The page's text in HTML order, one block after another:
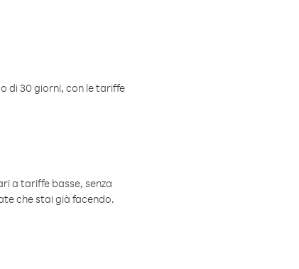
di 30 giorni, con le tariffe
a tariffe basse, senza
che stai già facendo.